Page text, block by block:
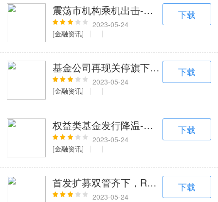
震荡市机构乘机出击-超300亿元资金
2023-05-24
[金融资讯]
下载
基金公司再现关停旗下App-业内：高
2023-05-24
[金融资讯]
下载
权益类基金发行降温-公募逆势布局中
2023-05-24
[金融资讯]
下载
首发扩募双管齐下，REITs市场料加速
2023-05-24
下载